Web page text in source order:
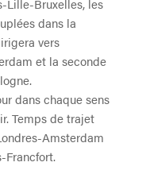
Lille-Bruxelles, les
dans la
vers
et la seconde
dans chaque sens
Temps de trajet
Amsterdam
Francfort.